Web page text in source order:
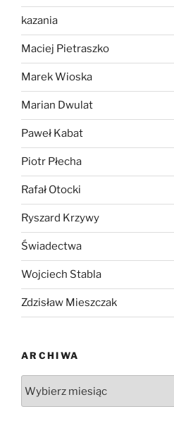
kazania
Maciej Pietraszko
Marek Wioska
Marian Dwulat
Paweł Kabat
Piotr Płecha
Rafał Otocki
Ryszard Krzywy
Świadectwa
Wojciech Stabla
Zdzisław Mieszczak
ARCHIWA